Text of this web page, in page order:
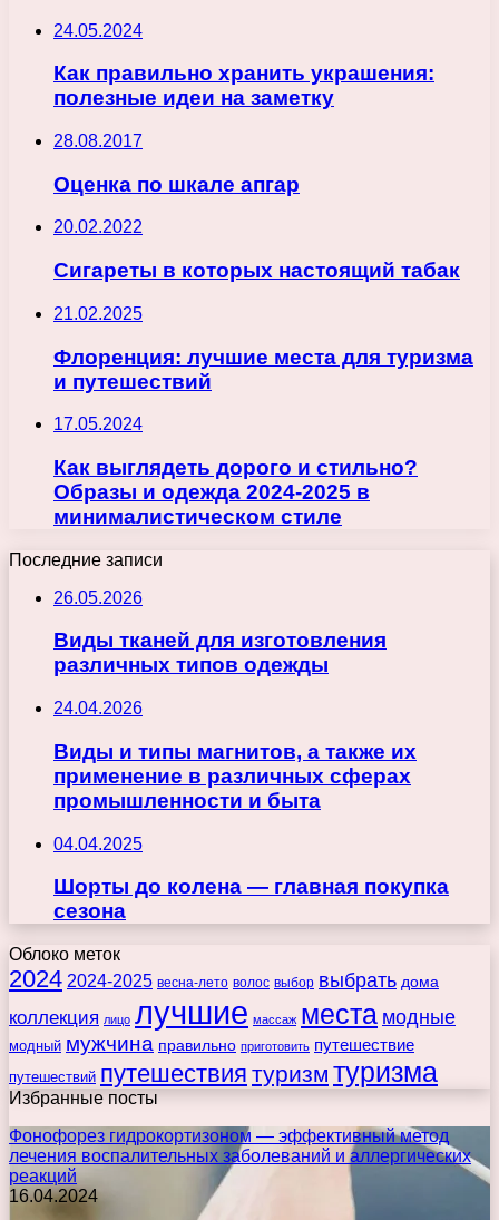
24.05.2024
Как правильно хранить украшения:
полезные идеи на заметку
28.08.2017
Оценка по шкале апгар
20.02.2022
Сигареты в которых настоящий табак
21.02.2025
Флоренция: лучшие места для туризма
и путешествий
17.05.2024
Как выглядеть дорого и стильно?
Образы и одежда 2024-2025 в
минималистическом стиле
Последние записи
26.05.2026
Виды тканей для изготовления
различных типов одежды
24.04.2026
Виды и типы магнитов, а также их
применение в различных сферах
промышленности и быта
04.04.2025
Шорты до колена — главная покупка
сезона
Облоко меток
2024 2024-2025 весна-лето волос выбор выбрать дома
коллекция лицо лучшие массаж места модные
модный мужчина правильно приготовить путешествие
путешествий путешествия туризм туризма
Избранные посты
Фонофорез гидрокортизоном — эффективный метод
лечения воспалительных заболеваний и аллергических
реакций
16.04.2024